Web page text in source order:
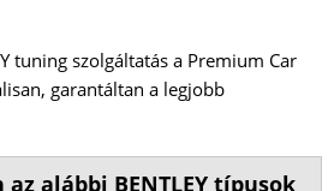
tuning szolgáltatás a Premium Car
garantáltan a legjobb
alábbi BENTLEY típusok